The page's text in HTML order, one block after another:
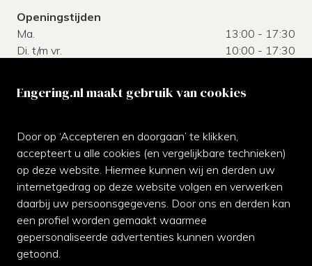
Openingstijden
Ma.
13:00 - 17:30
Di. t/m vr.
10:00 - 17:30
Klantenservice
Neem gerust contact met ons op of kom langs bij de
winkel.
070-3542811
Whatsapp ons
Facebook
Engering.nl maakt gebruik van cookies
Door op ‘Accepteren en doorgaan’ te klikken,
accepteert u alle cookies (en vergelijkbare technieken)
op deze website. Hiermee kunnen wij en derden uw
internetgedrag op deze website volgen en verwerken
daarbij uw persoonsgegevens. Door ons en derden kan
een profiel worden gemaakt waarmee
gepersonaliseerde advertenties kunnen worden
getoond.